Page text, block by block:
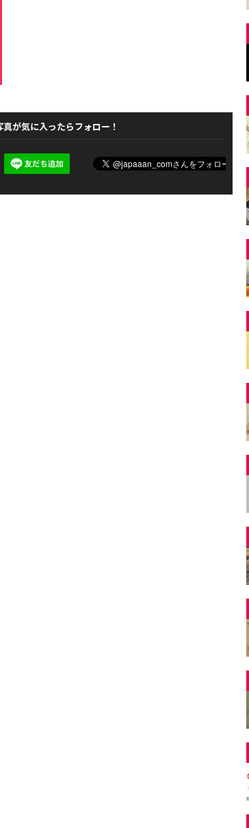
真が気に入ったらフォロー！